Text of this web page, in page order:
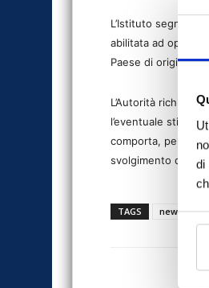
di
L’Istituto segnala
abilitata ad
Paese di origine,
L’Autorità
l’eventuale
comporta, per i
svolgimento di
TAGS news